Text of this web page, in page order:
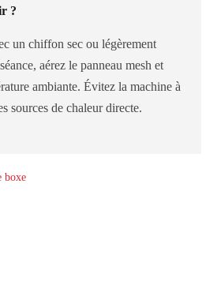
?
un chiffon sec ou légèrement
aérez le panneau mesh et
ambiante. Évitez la machine à
sources de chaleur directe.
boxe